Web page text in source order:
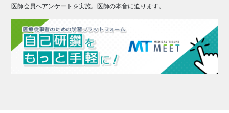
医師会員へアンケートを実施。医師の本音に迫ります。